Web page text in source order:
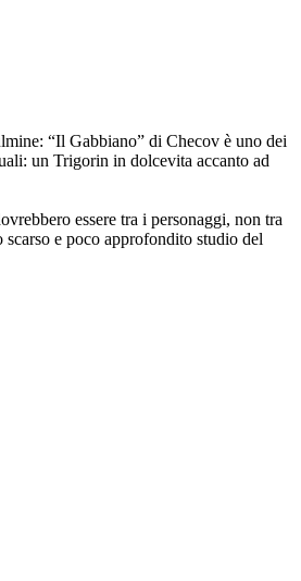
“Il Gabbiano” di Checov è uno dei
un Trigorin in dolcevita accanto ad
essere tra i personaggi, non tra
e poco approfondito studio del